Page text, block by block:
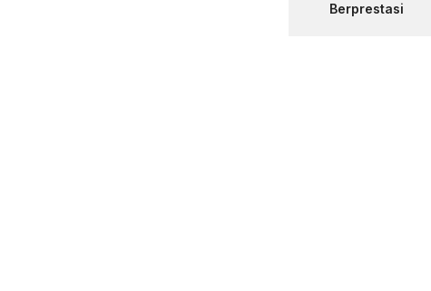
Berprestasi